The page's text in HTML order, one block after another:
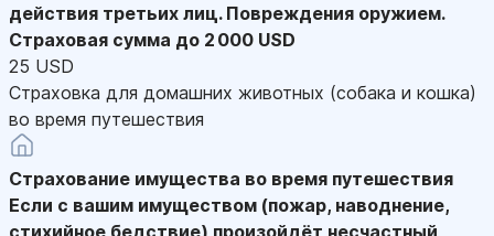
действия третьих лиц. Повреждения оружием.
Страховая сумма до 2 000 USD
25 USD
Страховка для домашних животных (собака и кошка)
во время путешествия
Страхование имущества во время путешествия
Если с вашим имуществом (пожар, наводнение,
стихийное бедствие) произойдёт несчастный